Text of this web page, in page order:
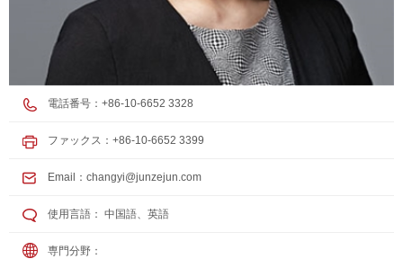
電話番号：+86-10-6652 3328
ファックス：+86-10-6652 3399
Email： changyi@junzejun.com
使用言語： 中国語、英語
専門分野：